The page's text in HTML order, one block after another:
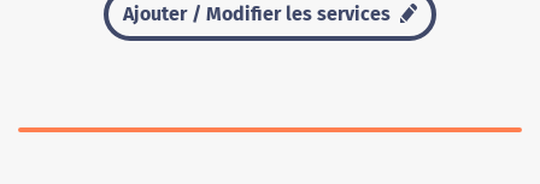
Ajouter / Modifier les services